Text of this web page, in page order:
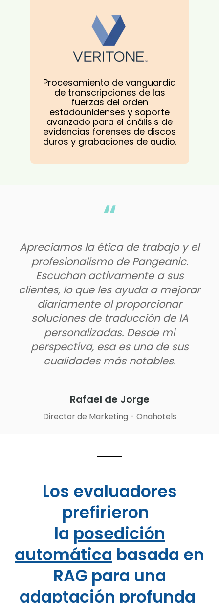
Procesamiento de vanguardia
de transcripciones de las
fuerzas del orden
estadounidenses y soporte
avanzado para el análisis de
evidencias forenses de discos
duros y grabaciones de audio.
trabajo y el
Pangeanic.
a sus
a mejorar
de IA
Desde mi
una de sus
notables.
- Onahotels
Excelente calidad como
texto original ha sido
muchas veces
traducción. Panic
rápidamente a los
muy útil.
Eisuke Seki
Los evaluadores
prefirieron
la posedición
automática basada en
RAG para una
adaptación profunda